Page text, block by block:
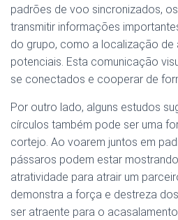
padrões de voo sincronizados,
transmitir informações
do grupo, como a localização de
potenciais. Esta comunicação
se conectados e cooperar de
Por outro lado, alguns estudos
círculos também pode ser uma
cortejo. Ao voarem juntos em
pássaros podem estar
atratividade para atrair um
demonstra a força e destreza
ser atraente para o